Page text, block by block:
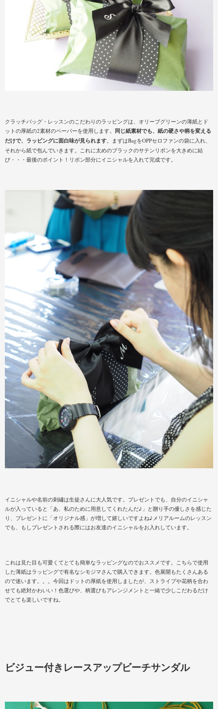
クラッチバッグ・レッスンのこだわりのラッピングは、オリーブグリーンの薄紙とド
ットの厚紙の2素材のペーパーを使用します。 同じ紙素材でも、紙の硬さや柄を変える
だけで、ラッピングに面白味が見られます 。まずはBagをOPPセロファンの袋に入れ、
それから紙で包んでいきます。これに太めのブラックのサテンリボンを大きめに結
び・・・最後のポイント！リボン部分にイニシャルを入れて完成です。
イニシャルや名前の刺繡は生徒さんに大人気です。プレゼントでも、自分のイニシャ
ルが入っていると「あ、私のために用意してくれたんだ♪」と贈り手の優しさを感じた
り、プレゼントに「オリジナル感」が増して嬉しいですよね♪メリアルームのレッスン
でも、もしプレゼントされる際にはお友達のイニシャルをお入れしています。
これは見た目も可愛くてとても簡単なラッピングなのでおススメです。こちらで使用
した薄紙はラッピングで有名なシモジマさんで購入できます。色展開もたくさんある
ので迷います。。。今回はドットの厚紙を使用しましたが、ストライプや花柄を合わ
せても絶対かわいい！色選びや、柄選びもアレンジメントと一緒で少しこだわるだけ
でとても楽しいですね。
ビジュー付きレースアップビーチサンダル